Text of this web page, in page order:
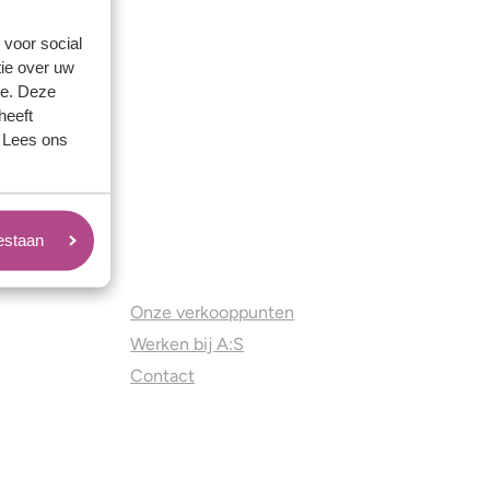
voor social
over uw
Deze
ons
Onze verkooppunten
Werken bij A:S
Contact